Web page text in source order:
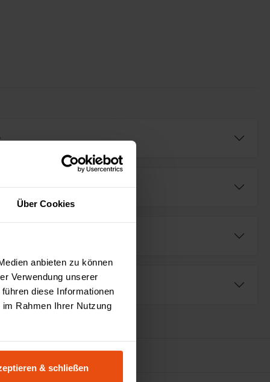
Über Cookies
anbieten zu können
Verwendung unserer
diese Informationen
Rahmen Ihrer Nutzung
& schließen